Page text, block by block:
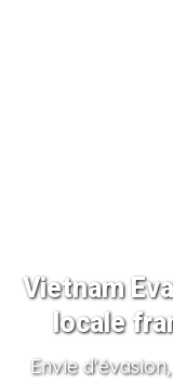
Vietnam
locale
Envie